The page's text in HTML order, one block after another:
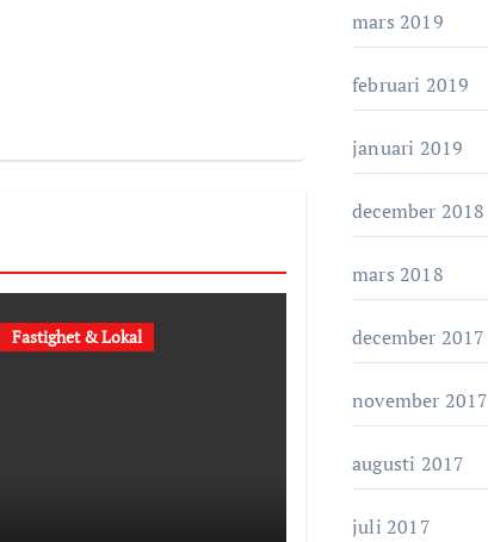
Fastighet & Lokal
mars 2019
februari 2019
januari 2019
december 2018
mars 2018
december 2017
november 2017
augusti 2017
juli 2017